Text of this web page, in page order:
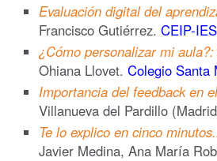
Evaluación digital del
Francisco Gutiérrez. CEIP-
¿Cómo personalizar mi
Ohiana Llovet. Colegio Santa
Importancia del feedback en
Villanueva del Pardillo
Te lo explico en cinco
Javier Medina, Ana María